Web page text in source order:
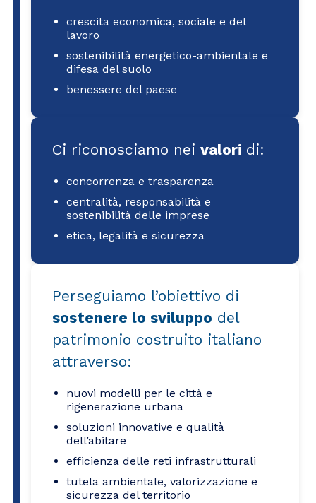
crescita economica, sociale e del
lavoro
sostenibilità energetico-ambientale e
difesa del suolo
benessere del paese
Ci riconosciamo nei valori di:
concorrenza e trasparenza
centralità, responsabilità e
sostenibilità delle imprese
etica, legalità e sicurezza
Perseguiamo l’obiettivo di
sostenere lo sviluppo del
patrimonio costruito italiano
attraverso:
nuovi modelli per le città e
rigenerazione urbana
soluzioni innovative e qualità
dell’abitare
efficienza delle reti infrastrutturali
tutela ambientale, valorizzazione e
sicurezza del territorio